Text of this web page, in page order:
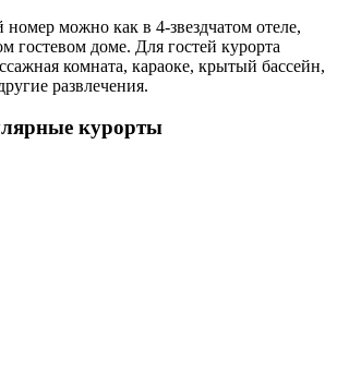
можно как в 4-звездчатом отеле,
гостевом доме. Для гостей курорта
комната, караоке, крытый бассейн,
развлечения.
курорты